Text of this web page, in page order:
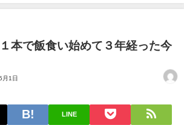
本で飯食い始めて３年経った今
月1日
LINE